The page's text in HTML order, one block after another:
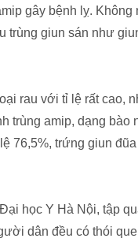
gây bệnh lỵ. Không
trùng giun sán như
rau với tỉ lệ rất cao,
trùng amip, dạng bào
76,5%, trứng giun
học Y Hà Nội, tập
dân đều có thói